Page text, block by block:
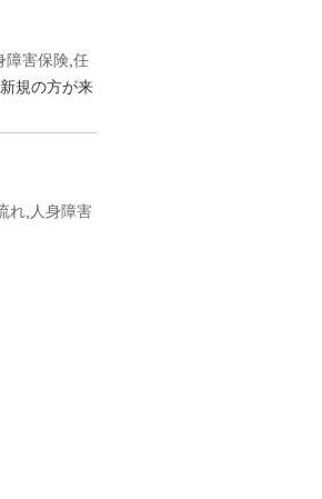
障害保険 任
規の方が来
れ 人身障害